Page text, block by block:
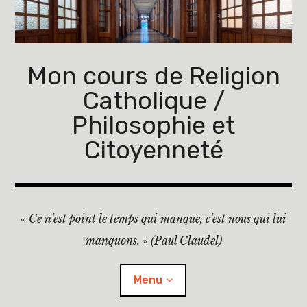
Accéder
contenu
Mon cours de Religion
Catholique /
Philosophie et
Citoyenneté
« Ce n'est point le temps qui manque, c'est nous qui lui
manquons. » (Paul Claudel)
Menu